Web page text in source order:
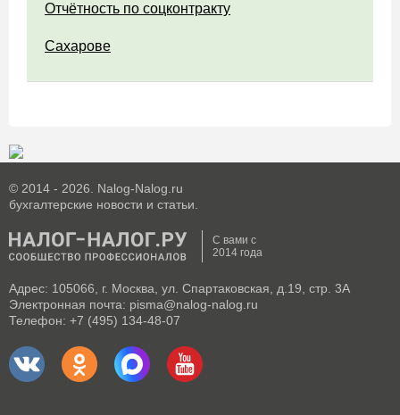
Отчётность по соцконтракту
Сахарове
© 2014 - 2026. Nalog-Nalog.ru
бухгалтерские новости и статьи.
С вами с
2014 года
Адрес: 105066, г. Москва, ул. Спартаковская, д.19, стр. 3А
Электронная почта: pisma@nalog-nalog.ru
Телефон: +7 (495) 134-48-07